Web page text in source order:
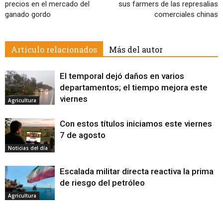
precios en el mercado del
ganado gordo
sus farmers de las represalias
comerciales chinas
Artículo relacionados Más del autor
Agricultura
El temporal dejó daños en varios
departamentos; el tiempo mejora este
viernes
Noticias del día
Con estos títulos iniciamos este viernes
7 de agosto
Agricultura
Escalada militar directa reactiva la prima
de riesgo del petróleo